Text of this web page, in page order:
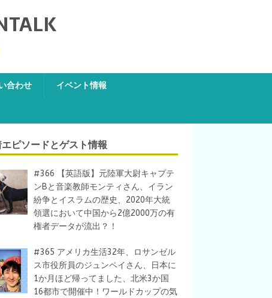
合わせ イベント情報
ピソードとゲスト情報
#366 【英語版】元陸軍大尉キャプテ
ンBと音楽教師モンティさん、イラン
紛争とイスラムの歴史、2020年大統
領選において中国から2億2000万の有
権者データが流出？！
#365 アメリカ生活32年、ロサンゼル
ス市役所員のジュンペイさん、日本に
1か月ほど帰ってました、北米3か国
16都市で開催中！ワールドカップの気